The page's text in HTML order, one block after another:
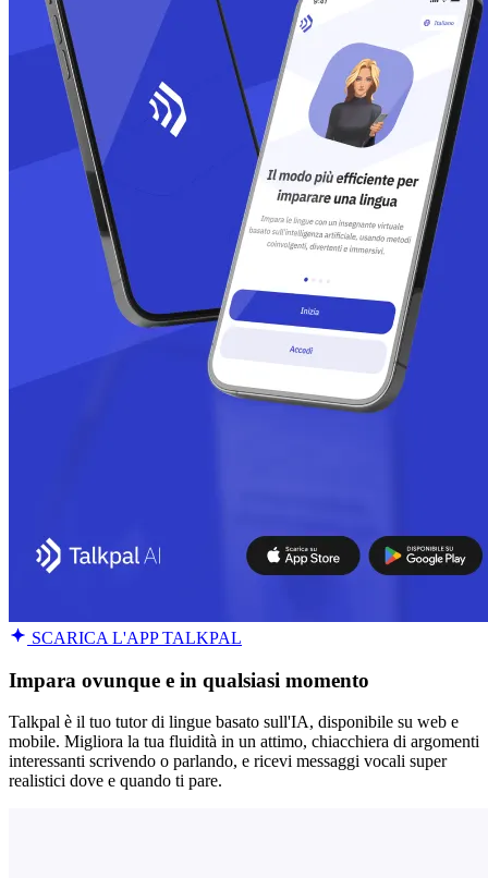
SCARICA L'APP TALKPAL
Impara ovunque e in qualsiasi momento
Talkpal è il tuo tutor di lingue basato sull'IA, disponibile su web e
mobile. Migliora la tua fluidità in un attimo, chiacchiera di argomenti
interessanti scrivendo o parlando, e ricevi messaggi vocali super
realistici dove e quando ti pare.